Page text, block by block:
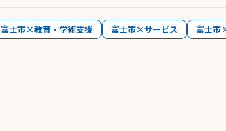
富士市×教育・学術支援 富士市×サービス 富士市